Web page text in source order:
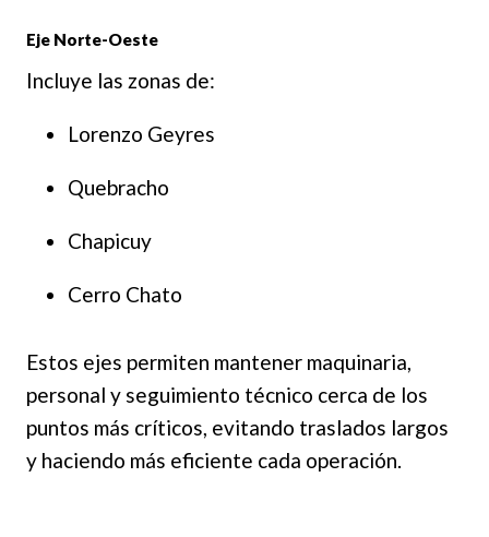
Eje Norte-Oeste
Incluye las zonas de:
Lorenzo Geyres
Quebracho
Chapicuy
Cerro Chato
Estos ejes permiten mantener maquinaria,
personal y seguimiento técnico cerca de los
puntos más críticos, evitando traslados largos
y haciendo más eficiente cada operación.